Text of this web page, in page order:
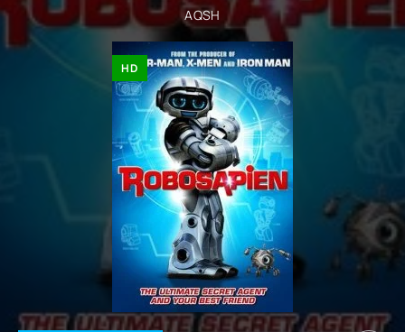
AQSH
HD